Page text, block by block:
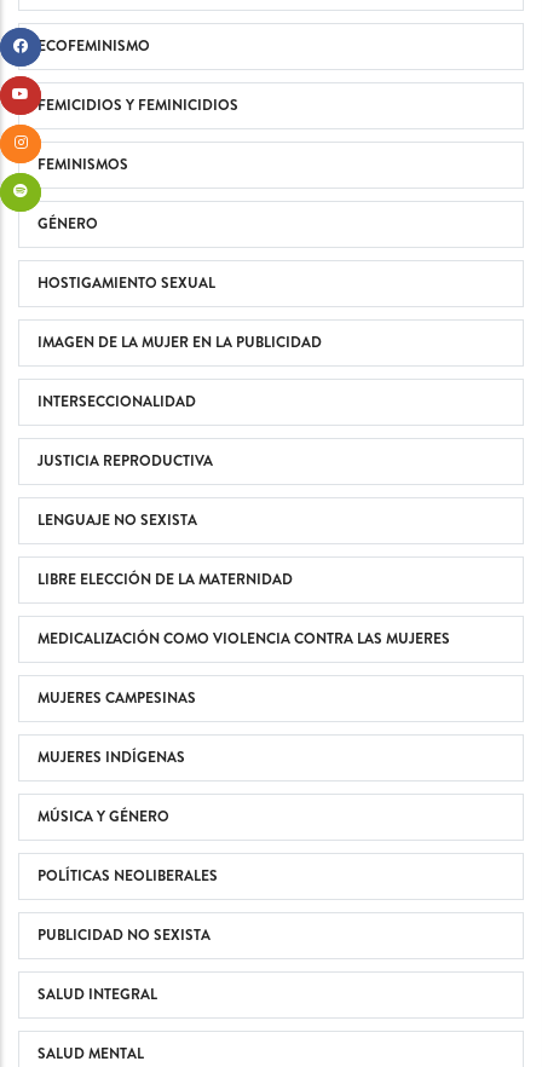
ECOFEMINISMO
FEMICIDIOS Y FEMINICIDIOS
FEMINISMOS
GÉNERO
HOSTIGAMIENTO SEXUAL
IMAGEN DE LA MUJER EN LA PUBLICIDAD
INTERSECCIONALIDAD
JUSTICIA REPRODUCTIVA
LENGUAJE NO SEXISTA
LIBRE ELECCIÓN DE LA MATERNIDAD
MEDICALIZACIÓN COMO VIOLENCIA CONTRA LAS MUJERES
MUJERES CAMPESINAS
MUJERES INDÍGENAS
MÚSICA Y GÉNERO
POLÍTICAS NEOLIBERALES
PUBLICIDAD NO SEXISTA
SALUD INTEGRAL
SALUD MENTAL